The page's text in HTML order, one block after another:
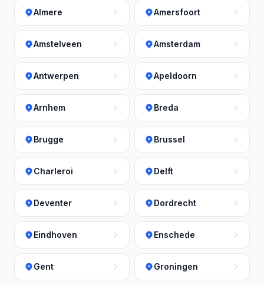
Almere Amersfoort
Amstelveen Amsterdam
Antwerpen Apeldoorn
Arnhem Breda
Brugge Brussel
Charleroi Delft
Deventer Dordrecht
Eindhoven Enschede
Gent Groningen